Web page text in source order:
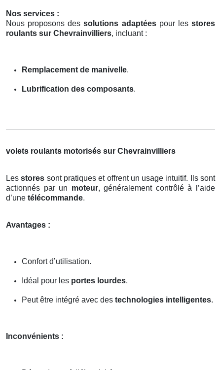
Nos services :
Nous proposons dessolutions adaptéespour lesstores
roulants sur Chevrainvilliers, incluant :
Remplacement de manivelle.
Lubrification des composants.
volets roulants motorisés sur Chevrainvilliers
Lesstores sont pratiques et offrent un usage intuitif. Ils sont
actionnés par un moteur, généralement contrôlé à l’aide
d’une télécommande.
Avantages :
Confort d’utilisation.
Idéal pour les portes lourdes.
Peut être intégré avec des technologies intelligentes.
Inconvénients :